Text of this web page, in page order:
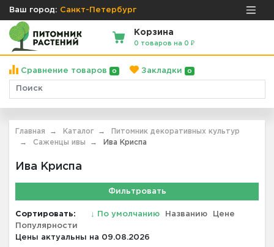
Ваш город: Санкт-Петербург
Корзина
0 товаров на 0 ₽
Сравнение товаров 0 Закладки 0
Главная Каталог
Питомник декоративных культур
Саженцы ивы
Ива Криспа
Ива Криспа
Фильтровать
Сортировать: ↓ По умолчанию Названию
Цене
Популярности
Цены актуальны на 09.08.2026